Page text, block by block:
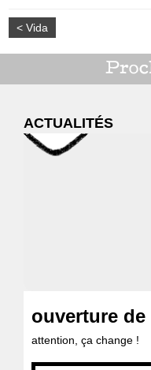
< Vida
ACTUALITÉS
ouverture
attention, ça change !